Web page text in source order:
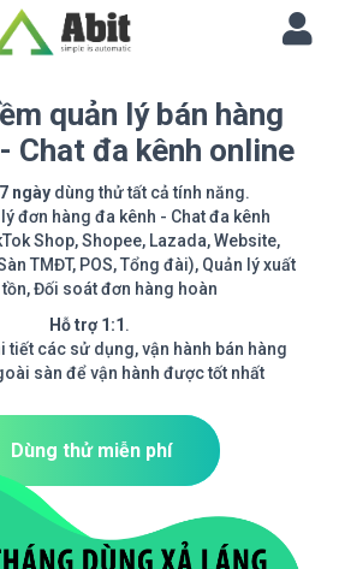
quản lý bán hàng
Chat đa kênh online
ngày dùng thử tất cả tính năng.
đơn hàng đa kênh - Chat đa kênh
Shop, Shopee, Lazada, Website,
TMĐT, POS, Tổng đài), Quản lý xuất
tồn, Đối soát đơn hàng hoàn
Hỗ trợ 1:1 .
tiết các sử dụng, vận hành bán hàng
sàn để vận hành được tốt nhất
Dùng thử miễn phí